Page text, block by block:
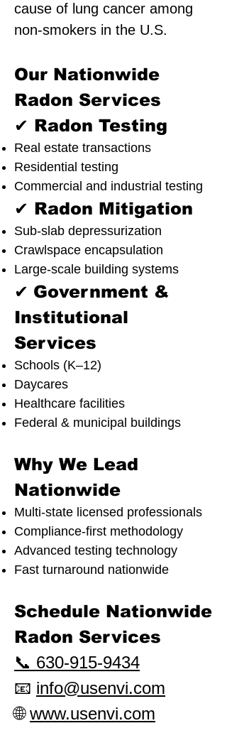
cause of lung cancer among
non-smokers in the U.S.
Our Nationwide
Radon Services
✔ Radon Testing
Real estate transactions
Residential testing
Commercial and industrial testing
✔ Radon Mitigation
Sub-slab depressurization
Crawlspace encapsulation
Large-scale building systems
✔ Government &
Institutional
Services
Schools (K–12)
Daycares
Healthcare facilities
Federal & municipal buildings
Why We Lead
Nationwide
Multi-state licensed professionals
Compliance-first methodology
Advanced testing technology
Fast turnaround nationwide
Schedule Nationwide
Radon Services
📞 630-915-9434
📧 info@usenvi.com
🌐www.usenvi.com